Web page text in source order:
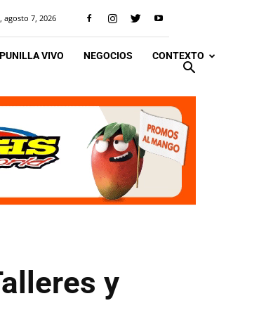
agosto 7, 2026
PUNILLA VIVO NEGOCIOS CONTEXTO
y